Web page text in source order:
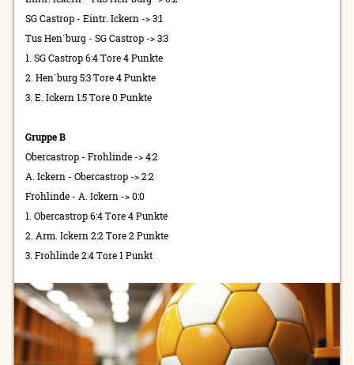
SG Castrop - Eintr. Ickern -> 3:1
Tus Hen´burg - SG Castrop -> 3:3
1. SG Castrop 6:4 Tore 4 Punkte
2. Hen´burg 5:3 Tore 4 Punkte
3. E. Ickern 1:5 Tore 0 Punkte
Gruppe B
Obercastrop - Frohlinde -> 4:2
A. Ickern - Obercastrop -> 2:2
Frohlinde - A. Ickern -> 0:0
1. Obercastrop 6:4 Tore 4 Punkte
2. Arm. Ickern 2:2 Tore 2 Punkte
3. Frohlinde 2:4 Tore 1 Punkt